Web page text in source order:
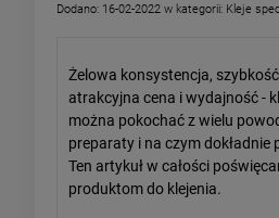
Dodano: 16-02-2022 w kategorii: Kleje
Żelowa konsystencja, szybkość
atrakcyjna cena i wydajność -
można pokochać z wielu
preparaty i na czym dokładnie
Ten artykuł w całości
produktom do klejenia.